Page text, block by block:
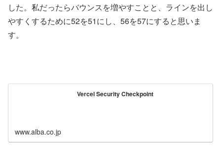
した。私だったらバウンスを増やすことと、ラインを出し
やすくするために52を51にし、56を57にすると思いま
す。
Vercel Security Checkpoint
www.alba.co.jp